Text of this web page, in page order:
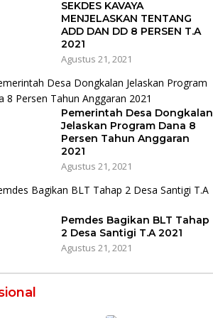
SEKDES KAVAYA
MENJELASKAN TENTANG
ADD DAN DD 8 PERSEN T.A
2021
Agustus 21, 2021
Pemerintah Desa Dongkalan
Jelaskan Program Dana 8
Persen Tahun Anggaran
2021
Agustus 21, 2021
Pemdes Bagikan BLT Tahap
2 Desa Santigi T.A 2021
Agustus 21, 2021